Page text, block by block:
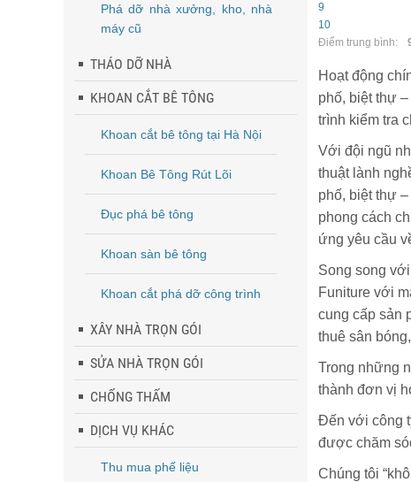
Phá dỡ nhà xưởng, kho, nhà
máy cũ
THÁO DỠ NHÀ
KHOAN CẮT BÊ TÔNG
Khoan cắt bê tông tại Hà Nội
Khoan Bê Tông Rút Lõi
Đục phá bê tông
Khoan sàn bê tông
Khoan cắt phá dỡ công trình
XÂY NHÀ TRỌN GÓI
SỬA NHÀ TRỌN GÓI
CHỐNG THẤM
DỊCH VỤ KHÁC
Thu mua phế liệu
9
10
Điểm trung bình:
Hoạt động
phố, biệt thự
trình kiểm tra
Với đội ngũ
thuật lành
phố, biệt thự
phong cách
ứng yêu cầu
Song song
Funiture với
cung cấp sản
thuê sân
Trong những
thành đơn vị
Đến với công
được chăm
Chúng tôi